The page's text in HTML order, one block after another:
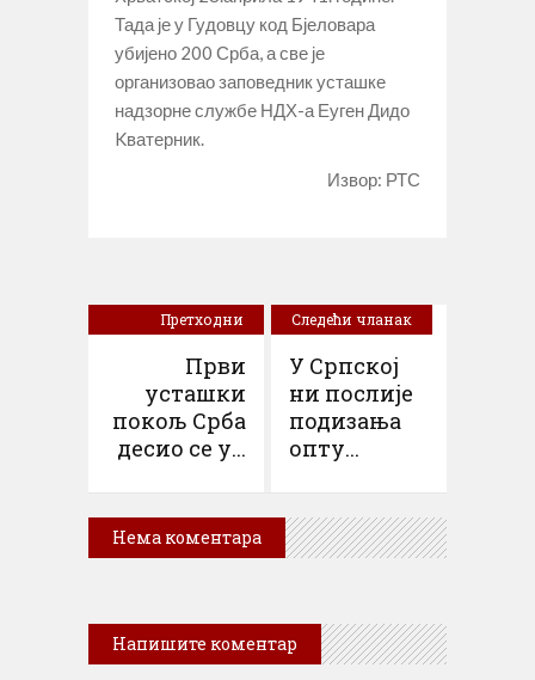
Тада је у Гудовцу код Бјеловара
убијено 200 Срба, а све је
организовао заповедник усташке
надзорне службе НДХ-а Еуген Дидо
Kватерник.
Извор: РТС
Претходни
Први
усташки
покољ Срба
десио се у...
Следећи чланак
У Српској
ни послије
подизања
опту...
Нема коментара
Напишите коментар